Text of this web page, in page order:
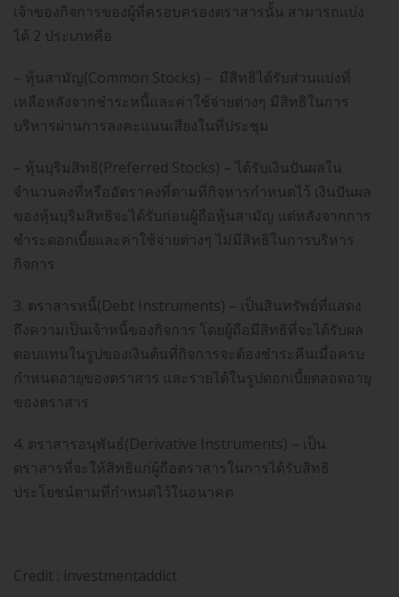
เจ้าของกิจการของผู้ที่ครอบครองตราสารนั้น สามารถแบ่ง
ได้ 2 ประเภทคือ
– หุ้นสามัญ(Common Stocks) – มีสิทธิได้รับส่วนแบ่งที่
เหลือหลังจากชำระหนี้และค่าใช้จ่ายต่างๆ มีสิทธิในการ
บริหารผ่านการลงคะแนนเสียงในที่ประชุม
– หุ้นบุริมสิทธิ(Preferred Stocks) – ได้รับเงินปันผลใน
จำนวนคงที่หรืออัตราคงที่ตามที่กิจหารกำหนดไว้ เงินปันผล
ของหุ้นบุริมสิทธิจะได้รับก่อนผู้ถือหุ้นสามัญ แต่หลังจากการ
ชำระดอกเบี้ยและค่าใช้จ่ายต่างๆ ไม่มีสิทธิในการบริหาร
กิจการ
3. ตราสารหนี้(Debt Instruments) – เป็นสินทรัพย์ที่แสดง
ถึงความเป็นเจ้าหนี้ของกิจการ โดยผู้ถือมีสิทธิที่จะได้รับผล
ตอบแทนในรูปของเงินต้นที่กิจการจะต้องชำระคืนเมื่อครบ
กำหนดอายุของตราสาร และรายได้ในรูปดอกเบี้ยตลอดอายุ
ของตราสาร
4. ตราสารอนุพันธ์(Derivative Instruments) – เป็น
ตราสารที่จะให้สิทธิแก่ผู้ถือตราสารในการได้รับสิทธิ
ประโยชน์ตามที่กำหนดไว้ในอนาคต
Credit : investmentaddict